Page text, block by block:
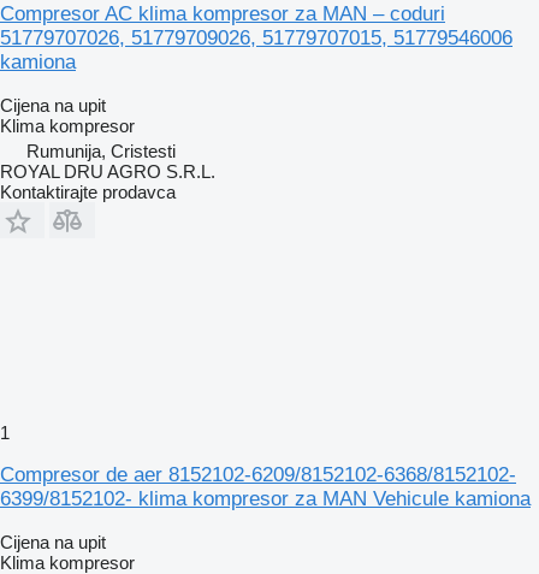
Compresor AC klima kompresor za MAN – coduri
51779707026, 51779709026, 51779707015, 51779546006
kamiona
Cijena na upit
Klima kompresor
Rumunija, Cristesti
ROYAL DRU AGRO S.R.L.
Kontaktirajte prodavca
1
Compresor de aer 8152102-6209/8152102-6368/8152102-
6399/8152102- klima kompresor za MAN Vehicule kamiona
Cijena na upit
Klima kompresor